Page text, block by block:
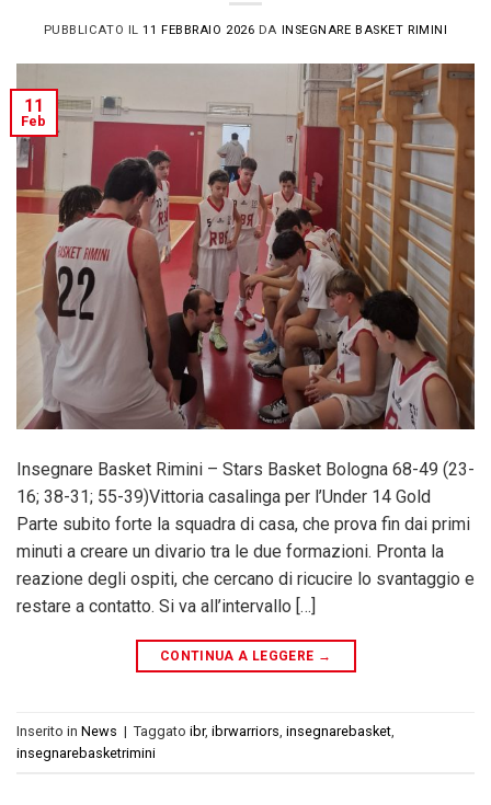
PUBBLICATO IL11 FEBBRAIO 2026 DA INSEGNARE BASKET RIMINI
11
Feb
Insegnare Basket Rimini – Stars Basket Bologna 68-49 (23-
16; 38-31; 55-39)Vittoria casalinga per l’Under 14 Gold
Parte subito forte la squadra di casa, che prova fin dai primi
minuti a creare un divario tra le due formazioni. Pronta la
reazione degli ospiti, che cercano di ricucire lo svantaggio e
restare a contatto. Si va all’intervallo […]
CONTINUA A LEGGERE →
Inserito in News | Taggato ibr, ibrwarriors insegnarebasket
insegnarebasketrimini